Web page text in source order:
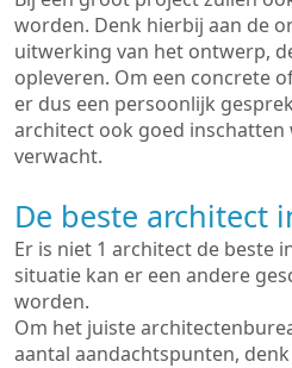
worden. Denk hierbij aan de
uitwerking van het ontwerp,
opleveren. Om een concrete
er dus een persoonlijk
architect ook goed
verwacht.
De beste architect
Er is niet 1 architect de beste
situatie kan er een andere
worden.
Om het juiste
aantal aandachtspunten,